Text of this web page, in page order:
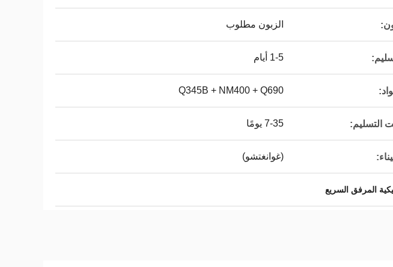
الزبون مطلوب
1-5 أيام
Q345B + NM400 + Q690
التسليم: 7-35 يومًا
(غوانغتشو)
المرفق السريع